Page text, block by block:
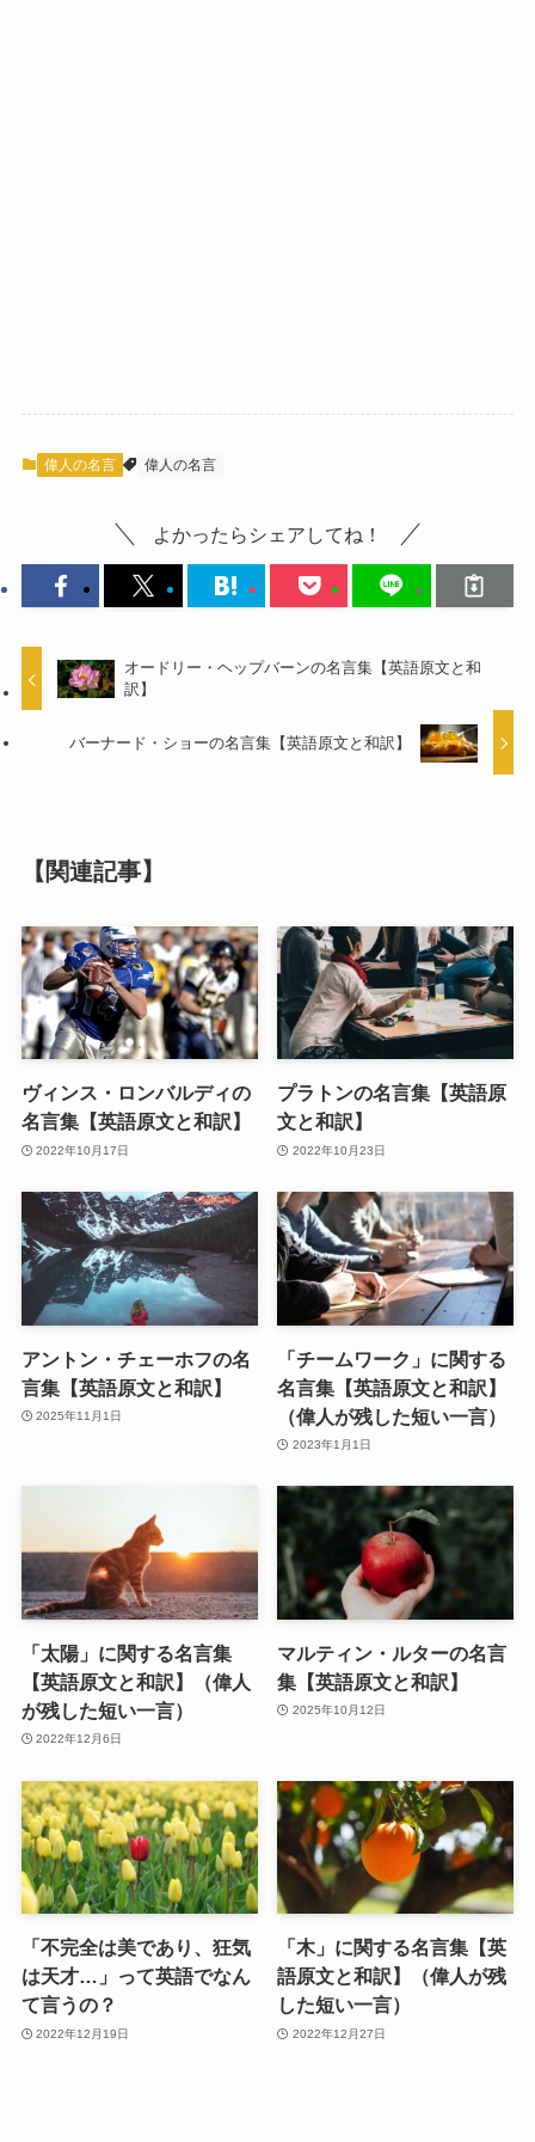
偉人の名言 偉人の名言
よかったらシェアしてね！
オードリー・ヘップバーンの名言集【英語原文と和
訳】
バーナード・ショーの名言集【英語原文と和訳】
【関連記事】
ヴィンス・ロンバルディの
名言集【英語原文と和訳】
2022年10月17日
プラトンの名言集【英語原
文と和訳】
2022年10月23日
アントン・チェーホフの名
言集【英語原文と和訳】
2025年11月1日
「チームワーク」に関する
名言集【英語原文と和訳】
（偉人が残した短い一言）
2023年1月1日
「太陽」に関する名言集
【英語原文と和訳】（偉人
が残した短い一言）
2022年12月6日
マルティン・ルターの名言
集【英語原文と和訳】
2025年10月12日
「不完全は美であり、狂気
は天才…」って英語でなん
て言うの？
2022年12月19日
「木」に関する名言集【英
語原文と和訳】（偉人が残
した短い一言）
2022年12月27日